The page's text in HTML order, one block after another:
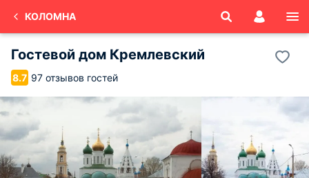
КОЛОМНА
Гостевой дом Кремлевский
8.7 97 отзывов гостей